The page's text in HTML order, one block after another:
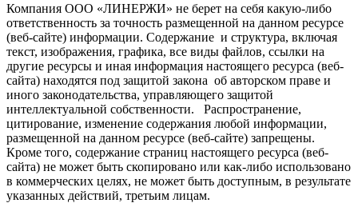
Компания ООО «ЛИНЕРЖИ» не берет на себя какую-либо
ответственность за точность размещенной на данном ресурсе
(веб-сайте) информации. Содержание и структура, включая
текст, изображения, графика, все виды файлов, ссылки на
другие ресурсы и иная информация настоящего ресурса (веб-
сайта) находятся под защитой закона об авторском праве и
иного законодательства, управляющего защитой
интеллектуальной собственности. Распространение,
цитирование, изменение содержания любой информации,
размещенной на данном ресурсе (веб-сайте) запрещены.
Кроме того, содержание страниц настоящего ресурса (веб-
сайта) не может быть скопировано или как-либо использовано
в коммерческих целях, не может быть доступным, в результате
указанных действий, третьим лицам.